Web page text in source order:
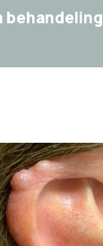
behandeling